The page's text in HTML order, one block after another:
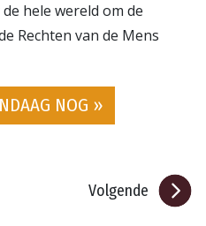
hele wereld om de
Rechten van de Mens
NOG »
Volgende